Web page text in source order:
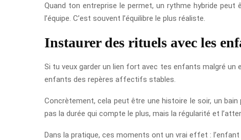
Quand ton entreprise le permet, un rythme hybride
l’équipe. C’est souvent l’équilibre le plus réaliste.
Instaurer des rituels avec les
Si tu veux garder un lien fort avec tes enfants malgré
enfants des repères affectifs stables.
Concrètement, cela peut être une histoire le soir, un
pas la durée qui compte le plus, mais la régularité et
Dans la pratique, ces moments ont un vrai effet :